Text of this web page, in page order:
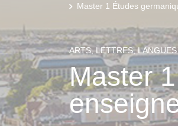
Master 1 Études
ARTS, LETTRES, LANGUES
Master